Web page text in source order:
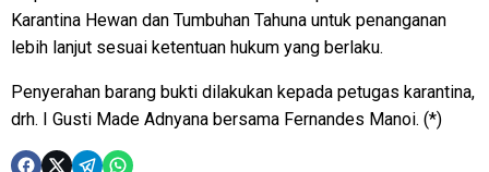
Karantina Hewan dan Tumbuhan Tahuna untuk penanganan
lebih lanjut sesuai ketentuan hukum yang berlaku.
Penyerahan barang bukti dilakukan kepada petugas karantina,
drh. I Gusti Made Adnyana bersama Fernandes Manoi. (*)